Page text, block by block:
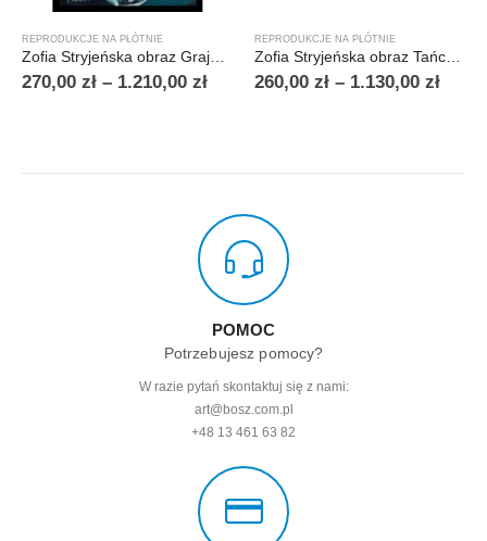
REPRODUKCJE NA PŁÓTNIE
270,00 zł – 1.210,00 zł
REPRODUKCJE NA PŁÓTNIE
260,00 zł – 1.130,00 zł
POMOC
Potrzebujesz pomocy?
W razie pytań skontaktuj się z nami:
art@bosz.com.pl
+48 13 461 63 82